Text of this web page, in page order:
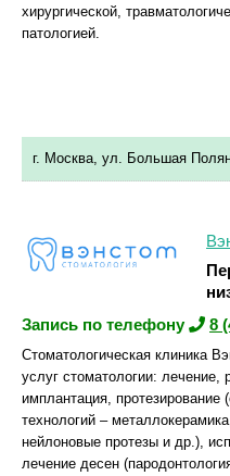
хирургической,
патологией.
г. Москва, ул. Большая
Запись по телефону
8
Стоматологическая клиника
услуг стоматологии: лечение,
имплантация, протезирование
технологий –
нейлоновые протезы и др.),
лечение десен